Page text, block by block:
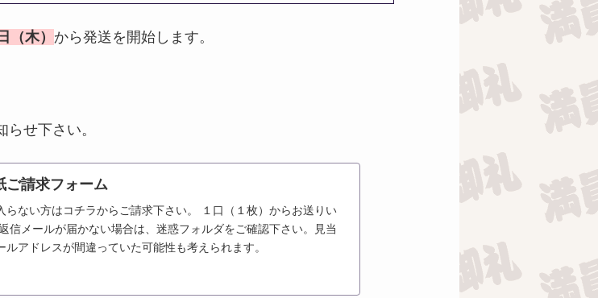
（木） から発送を開始します。
せ下さい。
ご請求フォーム
らない方はコチラからご請求下さい。 １口（１枚）からお送りい
信メールが届かない場合は、迷惑フォルダをご確認下さい。見当
ルアドレスが間違っていた可能性も考えられます。